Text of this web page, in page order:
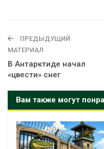
ПРЕДЫДУЩИЙ
МАТЕРИАЛ
В Антарктиде начал
«цвести» снег
Вам также могут